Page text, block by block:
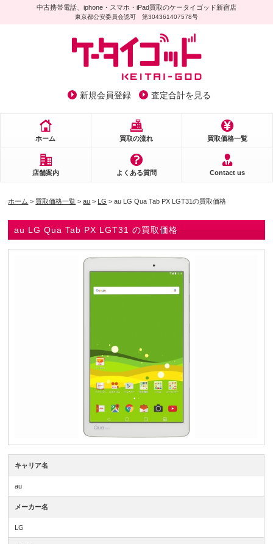
中古携帯電話、iphone・スマホ・iPad買取のケータイゴッド新宿店
東京都公安委員会認可 第304361407578号
新規会員登録 査定合計を見る
ホーム 買取の流れ 買取価格一覧
店舗案内 よくある質問 Contact us
ホーム > 買取価格一覧 >au > LG > au LG Qua Tab PX LGT31の買取価格
au LG Qua Tab PX LGT31 の買取価格
キャリア名
au
メーカー名
LG